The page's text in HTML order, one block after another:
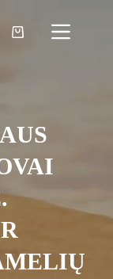
Pirkinių